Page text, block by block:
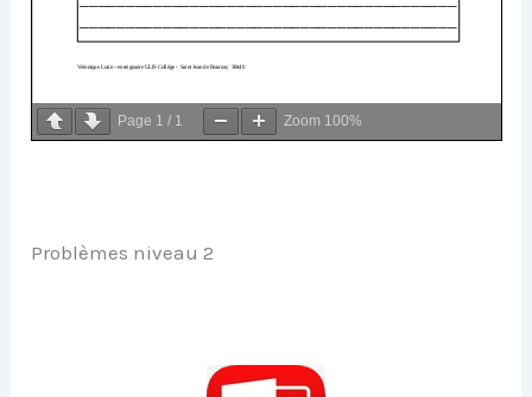
Page 1 / 1 Zoom 100%
Problèmes niveau 2